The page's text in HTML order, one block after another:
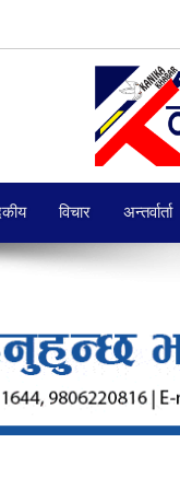
विचार अन्तर्वार्ता